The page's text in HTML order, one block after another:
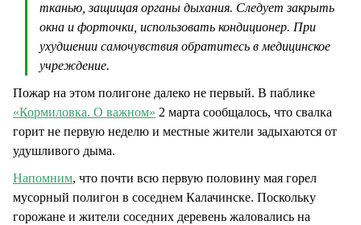
тканью, защищая органы дыхания. Следует закрыть
окна и форточки, использовать кондиционер. При
ухудшении самочувствия обратитесь в медицинское
учреждение.
Пожар на этом полигоне далеко не первый. В паблике
«Кормиловка. О важном» 2 марта сообщалось, что свалка
горит не первую неделю и местные жители задыхаются от
удушливого дыма.
Напомним, что почти всю первую половину мая горел
мусорный полигон в соседнем Калачинске. Поскольку
горожане и жители соседних деревень жаловались на